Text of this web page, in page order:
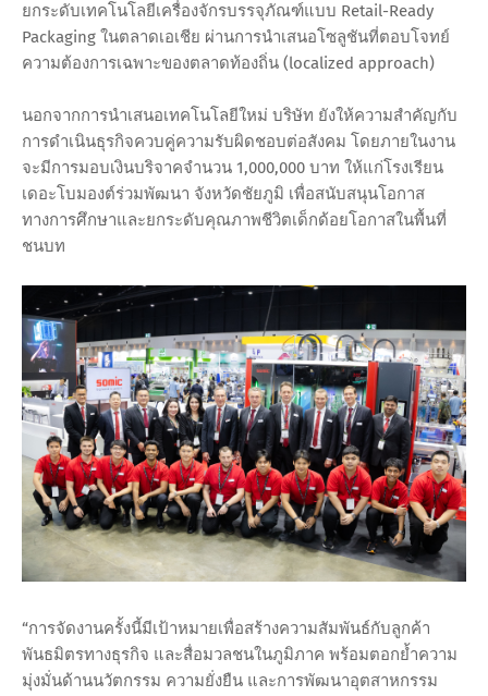
ยกระดับเทคโนโลยีเครื่องจักรบรรจุภัณฑ์แบบ Retail-Ready
Packaging ในตลาดเอเชีย ผ่านการนำเสนอโซลูชันที่ตอบโจทย์
ความต้องการเฉพาะของตลาดท้องถิ่น (localized approach)
นอกจากการนำเสนอเทคโนโลยีใหม่ บริษัท ยังให้ความสำคัญกับ
การดำเนินธุรกิจควบคู่ความรับผิดชอบต่อสังคม โดยภายในงาน
จะมีการมอบเงินบริจาคจำนวน 1,000,000 บาท ให้แก่โรงเรียน
เดอะโบมองต์ร่วมพัฒนา จังหวัดชัยภูมิ เพื่อสนับสนุนโอกาส
ทางการศึกษาและยกระดับคุณภาพชีวิตเด็กด้อยโอกาสในพื้นที่
ชนบท
“การจัดงานครั้งนี้มีเป้าหมายเพื่อสร้างความสัมพันธ์กับลูกค้า
พันธมิตรทางธุรกิจ และสื่อมวลชนในภูมิภาค พร้อมตอกย้ำความ
มุ่งมั่นด้านนวัตกรรม ความยั่งยืน และการพัฒนาอุตสาหกรรม